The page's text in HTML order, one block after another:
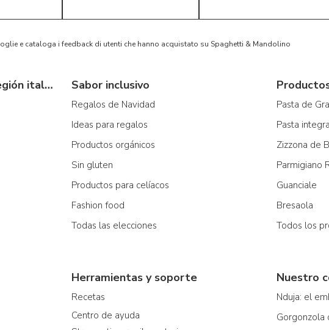
e cataloga i feedback di utenti che hanno acquistato su Spaghetti & Mandolino
Productos típicos de la región italiana Sabor inclusivo
Regalos de Navidad
Ideas para regalos
Productos orgánicos
Sin gluten
Productos para celíacos
Fashion food
Todas las elecciones
Pasta de
Pasta
Zizzona de
Parmigiano
Guanciale
Bresaola
Todos los
Herramientas y soporte
Recetas
Centro de ayuda
Nuestro
Nduja: el
Gorgonzola